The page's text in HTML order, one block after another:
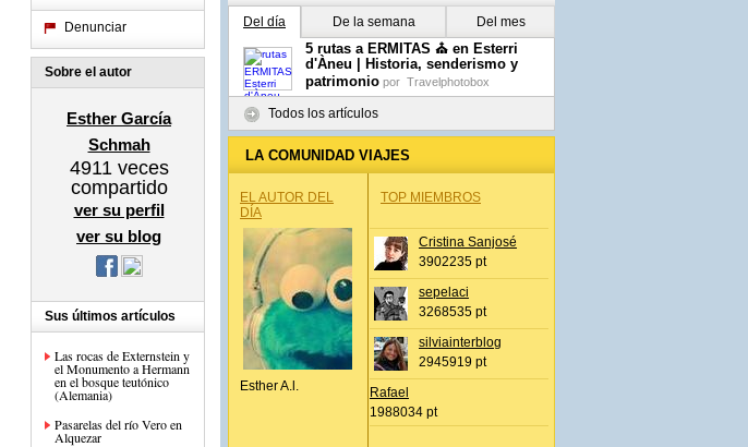
Denunciar
Sobre el autor
Esther García
Schmah
4911veces
compartido
ver su perfil
ver su blog
Sus últimos artículos
Las rocas de Externstein y
el Monumento a Hermann
en el bosque teutónico
(Alemania)
Pasarelas del río Vero en
Alquezar
Del día De la semana Del mes
5 rutas a ERMITAS ⛪ en Esterri
d'Àneu | Historia, senderismo y
patrimonio por Travelphotobox
Todos los artículos
LA COMUNIDAD VIAJES
EL AUTOR DEL
DÍA
Esther A.l.
TOP MIEMBROS
Cristina Sanjosé
3902235 pt
sepelaci
3268535 pt
silviainterblog
2945919 pt
Rafael
1988034 pt